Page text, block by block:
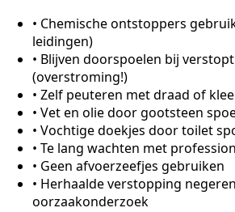
• Chemische ontstoppers
leidingen)
• Blijven doorspoelen bij
(overstroming!)
• Zelf peuteren met draad of
• Vet en olie door gootsteen
• Vochtige doekjes door toilet
• Te lang wachten met
• Geen afvoerzeefjes gebruiken
• Herhaalde verstopping
oorzaakonderzoek